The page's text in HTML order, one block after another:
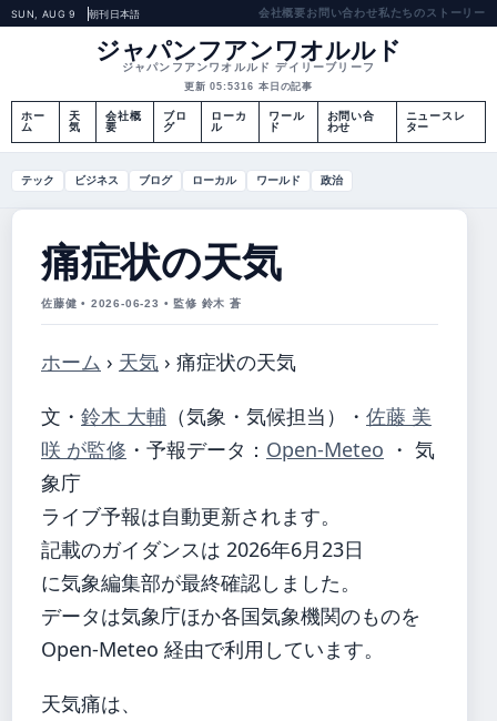
SUN, AUG 9 朝刊日本語 会社概要お問い合わせ私たちのストーリー
ジャパンフアンワオルルド
ジャパンフアンワオルルド デイリーブリーフ
更新 05:5316 本日の記事
ホー
ム
天
気
会社概
要
ブロ
グ
ローカ
ル
ワール
ド
お問い合
わせ
ニュースレ
ター
テック ビジネス ブログ ローカル ワールド 政治
痛症状の天気
佐藤健 • 2026-06-23 • 監修 鈴木 蒼
ホーム › 天気 › 痛症状の天気
文・ 鈴木 大輔 （気象・気候担当） ・ 佐藤 美
咲 が監修 ・ 予報データ： Open-Meteo ・ 気
象庁
ライブ予報は自動更新されます。
記載のガイダンスは 2026年6月23日
に気象編集部が最終確認しました。
データは気象庁ほか各国気象機関のものを
Open-Meteo 経由で利用しています。
天気痛は、